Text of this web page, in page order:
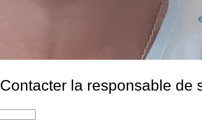
Contacter la responsable de